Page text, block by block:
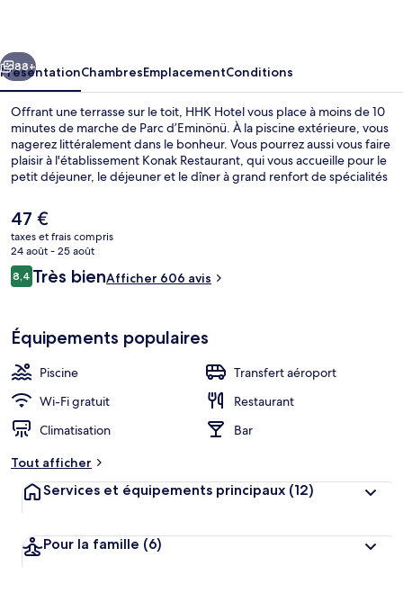
Suivant
88+
PrésentationChambresEmplacementConditions
Offrant une terrasse sur le toit, HHK Hotel vous place à moins de 10
minutes de marche de Parc d’Eminönü. À la piscine extérieure, vous
nagerez littéralement dans le bonheur. Vous pourrez aussi vous faire
plaisir à l'établissement Konak Restaurant, qui vous accueille pour le
petit déjeuner, le déjeuner et le dîner à grand renfort de spécialités
déco, on trouve un bar en bord de piscine, des vélos gratuits et une
terrasse, l'idéal pour des vacances sans soucis. Les autres voyageurs
adorent le personnel attentionné. Les transports publics sont tout
proches. Station de métro Eminönü se situe à seulement 11 min à
pied.
Le
prix
actuel
est
de
47 €
taxes et frais compris
24 août - 25 août
Avis
voyageurs
8,48,4 sur 10
Très bienAfficher 606 avis
Équipements populaires
Piscine
Transfert aéroport
Wi-Fi gratuit
Restaurant
Climatisation
Bar
Tout afficher
Services et équipements principaux (12)
Pour la famille (6)